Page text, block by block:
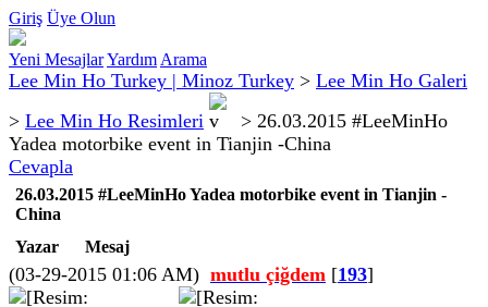
Giriş Üye Olun
Yeni MesajlarYardım Arama
Lee Min Ho Turkey | Minoz Turkey > Lee Min Ho Galeri
> Lee Min Ho Resimleri > 26.03.2015 #LeeMinHo
Yadea motorbike event in Tianjin -China
Cevapla
26.03.2015 #LeeMinHo Yadea motorbike event in Tianjin -
China
Yazar
Mesaj
(03-29-2015 01:06 AM) mutlu çiğdem [193]